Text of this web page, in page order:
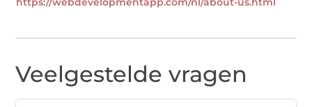
Veelgestelde vragen